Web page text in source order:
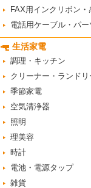
FAX用インクリボン・
電話用ケーブル・パー
生活家電
調理・キッチン
クリーナー・ランドリ
季節家電
空気清浄器
照明
理美容
時計
電池・電源タップ
雑貨